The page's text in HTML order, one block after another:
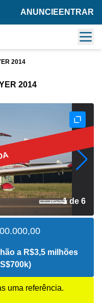
ANUNCIE ENTRAR
2014
2014
2 de 6
a R$3,5 milhões
uma referência.